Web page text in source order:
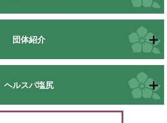
団体紹介
ヘルスパ塩尻